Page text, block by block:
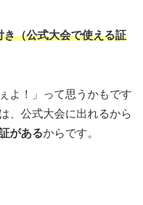
（公式大会で使える証
よ！」って思うかもです
、公式大会に出れるから
があるからです。